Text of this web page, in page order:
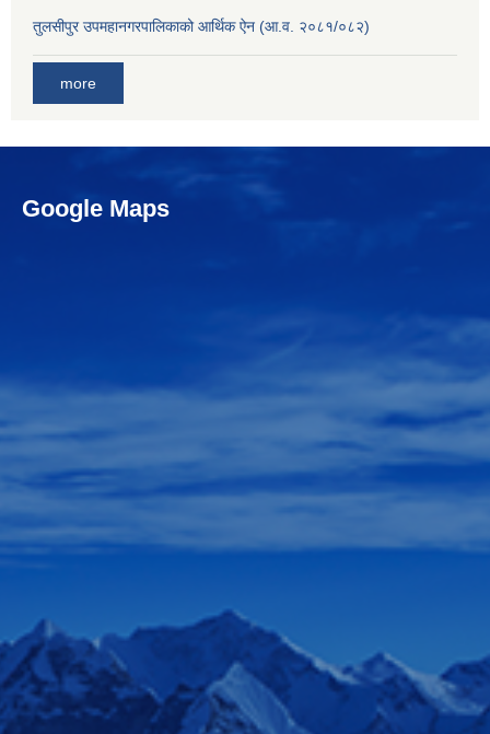
तुलसीपुर उपमहानगरपालिकाको आर्थिक ऐन (आ.व. २०८१/०८२)
more
Google Maps